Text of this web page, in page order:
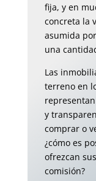
fija, y en
concreta la
asumida
una
Las
terreno en
y
comprar o
¿cómo es
ofrezcan
comisión?